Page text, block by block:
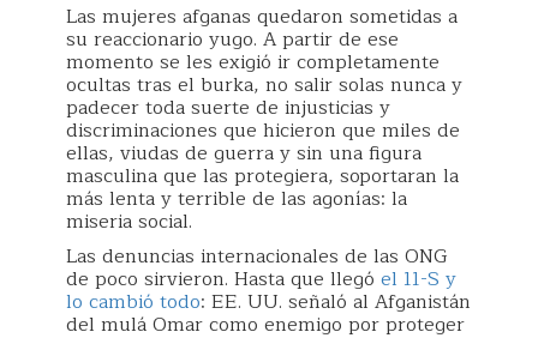
Las mujeres afganas quedaron sometidas a
su reaccionario yugo. A partir de ese
momento se les exigió ir completamente
ocultas tras el burka, no salir solas nunca y
padecer toda suerte de injusticias y
discriminaciones que hicieron que miles de
ellas, viudas de guerra y sin una figura
masculina que las protegiera, soportaran la
más lenta y terrible de las agonías: la
miseria social.
Las denuncias internacionales de las ONG
de poco sirvieron. Hasta que llegó el 11-S y
lo cambió todo: EE. UU. señaló al Afganistán
del mulá Omar como enemigo por proteger